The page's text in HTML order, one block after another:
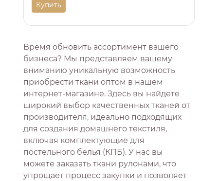
Купить
Время обновить ассортимент вашего
бизнеса? Мы представляем вашему
вниманию уникальную возможность
приобрести ткани оптом в нашем
интернет-магазине. Здесь вы найдете
широкий выбор качественных тканей от
производителя, идеально подходящих
для создания домашнего текстиля,
включая комплектующие для
постельного белья (КПБ). У нас вы
можете заказать ткани рулонами, что
упрощает процесс закупки и позволяет